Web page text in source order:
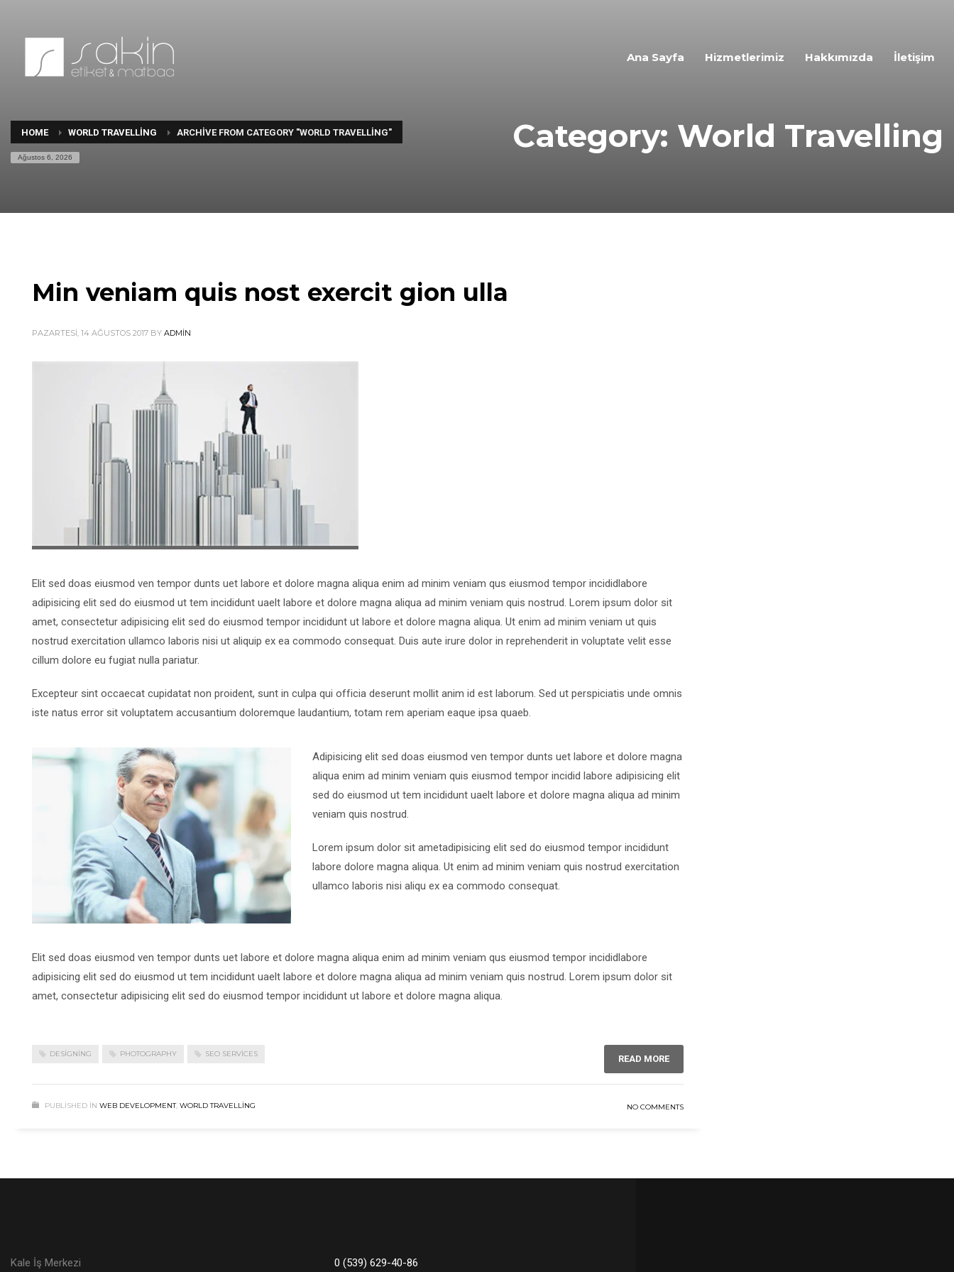
Ana Sayfa Hizmetlerimiz Hakkımızda İletişim
HOME WORLD TRAVELLING ARCHIVE FROM CATEGORY "WORLD TRAVELLING"
Ağustos 6, 2026
Category: World Travelling
Min veniam quis nost exercit gion ulla
PAZARTESI, 14 AĞUSTOS 2017 BY ADMIN
Elit sed doas eiusmod ven tempor dunts uet labore et dolore magna aliqua enim ad minim veniam qus eiusmod tempor incididlabore
adipisicing elit sed do eiusmod ut tem incididunt uaelt labore et dolore magna aliqua ad minim veniam quis nostrud. Lorem ipsum dolor sit
amet, consectetur adipisicing elit sed do eiusmod tempor incididunt ut labore et dolore magna aliqua. Ut enim ad minim veniam ut quis
nostrud exercitation ullamco laboris nisi ut aliquip ex ea commodo consequat. Duis aute irure dolor in reprehenderit in voluptate velit esse
cillum dolore eu fugiat nulla pariatur.
Excepteur sint occaecat cupidatat non proident, sunt in culpa qui officia deserunt mollit anim id est laborum. Sed ut perspiciatis unde omnis
iste natus error sit voluptatem accusantium doloremque laudantium, totam rem aperiam eaque ipsa quaeb.
Adipisicing elit sed doas eiusmod ven tempor dunts uet labore et dolore magna
aliqua enim ad minim veniam quis eiusmod tempor incidid labore adipisicing elit
sed do eiusmod ut tem incididunt uaelt labore et dolore magna aliqua ad minim
veniam quis nostrud.
Lorem ipsum dolor sit ametadipisicing elit sed do eiusmod tempor incididunt
labore dolore magna aliqua. Ut enim ad minim veniam quis nostrud exercitation
ullamco laboris nisi aliqu ex ea commodo consequat.
Elit sed doas eiusmod ven tempor dunts uet labore et dolore magna aliqua enim ad minim veniam qus eiusmod tempor incididlabore
adipisicing elit sed do eiusmod ut tem incididunt uaelt labore et dolore magna aliqua ad minim veniam quis nostrud. Lorem ipsum dolor sit
amet, consectetur adipisicing elit sed do eiusmod tempor incididunt ut labore et dolore magna aliqua.
DESIGNING PHOTOGRAPHY SEO SERVICES READ MORE
PUBLISHED IN WEB DEVELOPMENT, WORLD TRAVELLING NO COMMENTS
Kale İş Merkezi 0 (539) 629-40-86